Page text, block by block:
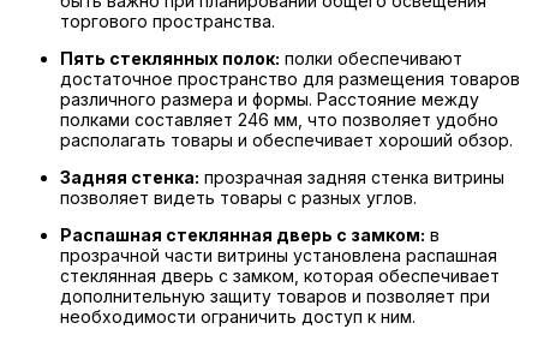
торгового пространства.
Пять стеклянных полок: полки обеспечивают
достаточное пространство для размещения товаров
различного размера и формы. Расстояние между
полками составляет 246 мм, что позволяет удобно
располагать товары и обеспечивает хороший обзор.
Задняя стенка: прозрачная задняя стенка витрины
позволяет видеть товары с разных углов.
Распашная стеклянная дверь с замком: в
прозрачной части витрины установлена распашная
стеклянная дверь с замком, которая обеспечивает
дополнительную защиту товаров и позволяет при
необходимости ограничить доступ к ним.